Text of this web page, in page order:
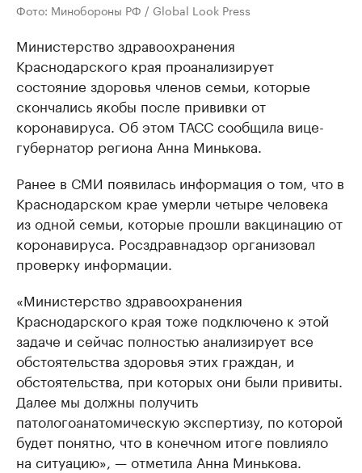
Фото: Минобороны РФ / Global Look Press
Министерство здравоохранения
Краснодарского края проанализирует
состояние здоровья членов семьи, которые
скончались якобы после прививки от
коронавируса. Об этом ТАСС сообщила вице-
губернатор региона Анна Минькова.
Ранее в СМИ появилась информация о том, что в
Краснодарском крае умерли четыре человека
из одной семьи, которые прошли вакцинацию от
коронавируса. Росздравнадзор организовал
проверку информации.
«Министерство здравоохранения
Краснодарского края тоже подключено к этой
задаче и сейчас полностью анализирует все
обстоятельства здоровья этих граждан, и
обстоятельства, при которых они были привиты.
Далее мы должны получить
патологоанатомическую экспертизу, по которой
будет понятно, что в конечном итоге повлияло
на ситуацию», — отметила Анна Минькова.